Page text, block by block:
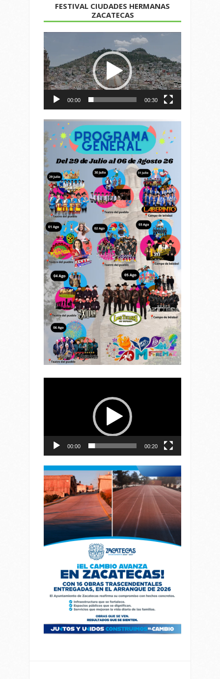
FESTIVAL CIUDADES HERMANAS
ZACATECAS
de
vídeo
00:00 00:30
00:00 00:20